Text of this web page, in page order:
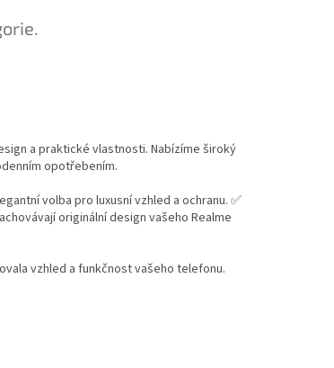
a praktické vlastnosti. Nabízíme široký
opotřebením.
volba pro luxusní vzhled a ochranu. ✅
originální design vašeho Realme
vzhled a funkčnost vašeho telefonu.